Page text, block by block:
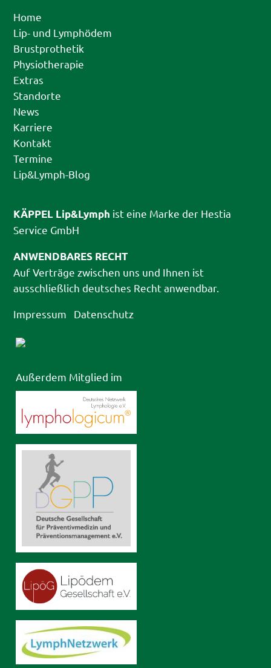
Home
Lip- und Lymphödem
Brustprothetik
Physiotherapie
Extras
Standorte
News
Karriere
Kontakt
Termine
Lip&Lymph-Blog
KÄPPEL Lip&Lymph ist eine Marke der Hestia
Service GmbH
ANWENDBARES RECHT
Auf Verträge zwischen uns und Ihnen ist
ausschließlich deutsches Recht anwendbar.
Impressum Datenschutz
Außerdem Mitglied im